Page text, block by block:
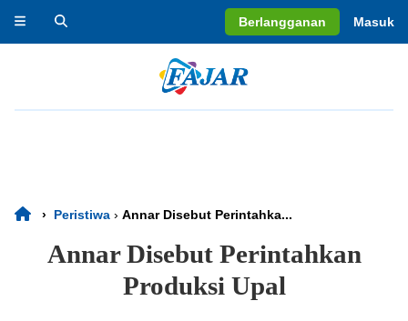
Berlangganan Masuk
› Peristiwa › Annar Disebut Perintahka...
Annar Disebut Perintahkan
Produksi Upal